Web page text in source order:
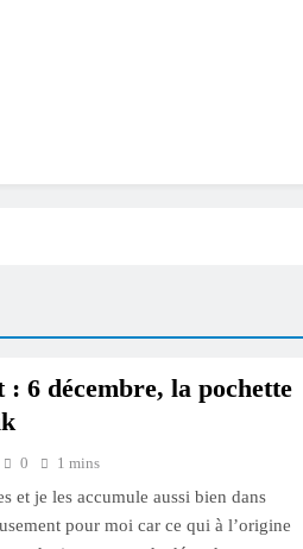
6 décembre, la pochette
0 1 mins
et je les accumule aussi bien dans
pour moi car ce qui à l’origine